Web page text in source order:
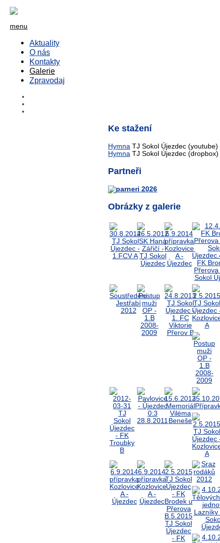
menu
Aktuality
O nás
Kontakty
Galerie
Zpravodaj
Ke stažení
Hymna TJ Sokol Újezdec (youtube)
Hymna TJ Sokol Újezdec (dropbox)
Partneři
Obrázky z galerie